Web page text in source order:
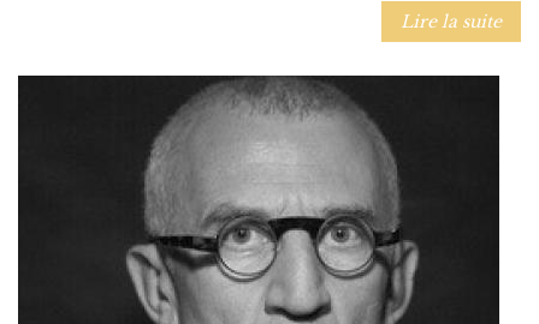
Lire la suite